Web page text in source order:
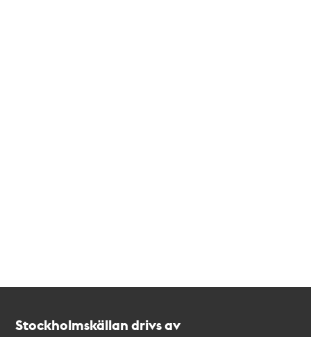
Stockholmskällan drivs av